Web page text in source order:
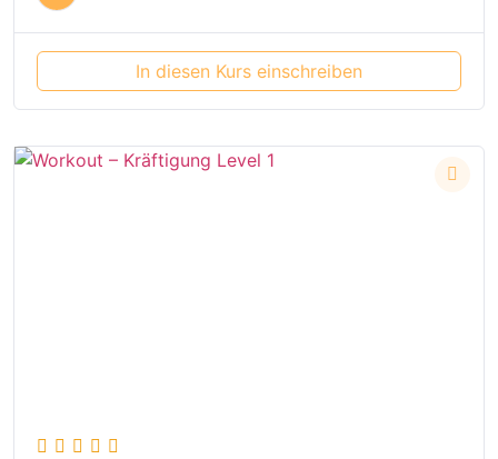
In diesen Kurs einschreiben